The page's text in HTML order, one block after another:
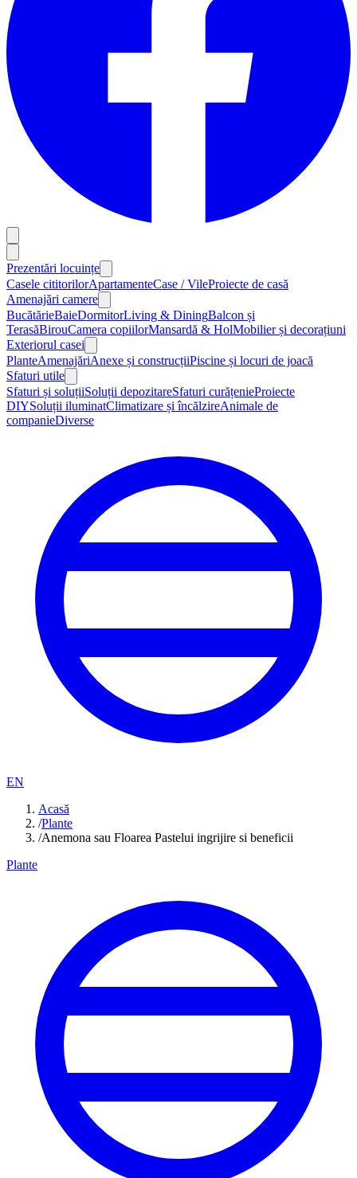
Prezentări locuințe
Casele cititorilorApartamenteCase / VileProiecte de casă
Amenajări camere
BucătărieBaieDormitorLiving & DiningBalcon și
TerasăBirouCamera copiilorMansardă & HolMobilier și decorațiuni
Exteriorul casei
PlanteAmenajăriAnexe și construcțiiPiscine și locuri de joacă
Sfaturi utile
Sfaturi și soluțiiSoluții depozitareSfaturi curățenieProiecte
DIYSoluții iluminatClimatizare și încălzireAnimale de
companieDiverse
EN
Acasă
/Plante
/Anemona sau Floarea Pastelui ingrijire si beneficii
Plante